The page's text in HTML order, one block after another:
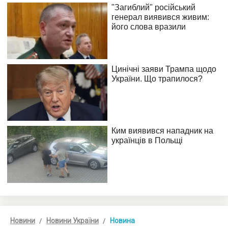
Новини Новини України Новина